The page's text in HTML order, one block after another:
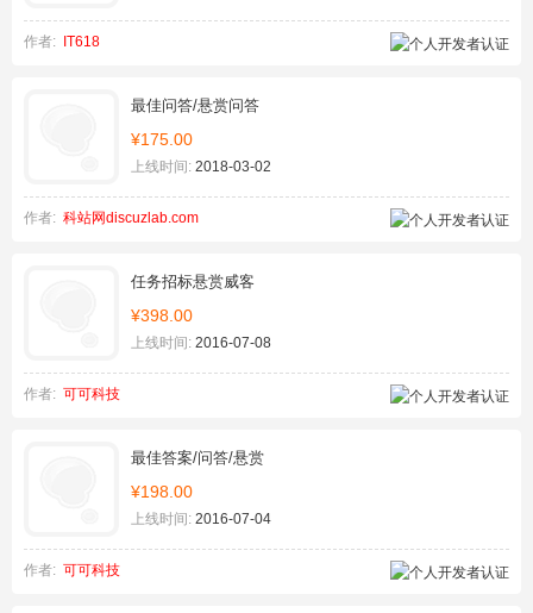
作者: IT618
最佳问答/悬赏问答
¥175.00
上线时间: 2018-03-02
作者: 科站网discuzlab.com
任务招标悬赏威客
¥398.00
上线时间: 2016-07-08
作者: 可可科技
最佳答案/问答/悬赏
¥198.00
上线时间: 2016-07-04
作者: 可可科技